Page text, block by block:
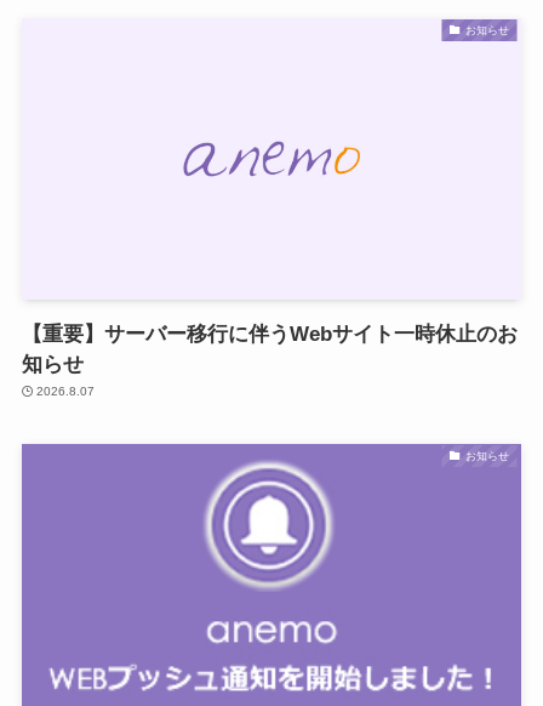
お知らせ
【重要】サーバー移行に伴うWebサイト一時休止のお
知らせ
2026.8.07
お知らせ